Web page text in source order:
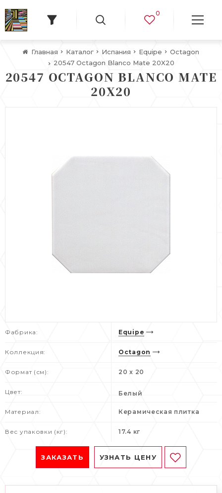
0
Главная Каталог Испания Equipe
Octagon
20547 Octagon Blanco Mate 20X20
20547 OCTAGON BLANCO MATE
20X20
Фабрика: Equipe
Коллекция: Octagon
Формат (см): 20 x 20
Цвет: Белый
Материал: Керамическая плитка
Вес упаковки (кг): 17.4 кг
ЗАКАЗАТЬ УЗНАТЬ ЦЕНУ